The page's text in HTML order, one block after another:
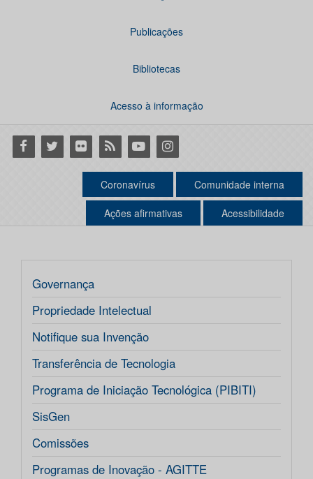
Publicações
Bibliotecas
Acesso à informação
Facebook
Twitter Flickr RSS YoutubeInstagram
Coronavírus Comunidade interna
Ações afirmativas Acessibilidade
Governança
Propriedade Intelectual
Notifique sua Invenção
Transferência de Tecnologia
Programa de Iniciação Tecnológica (PIBITI)
SisGen
Comissões
Programas de Inovação - AGITTE